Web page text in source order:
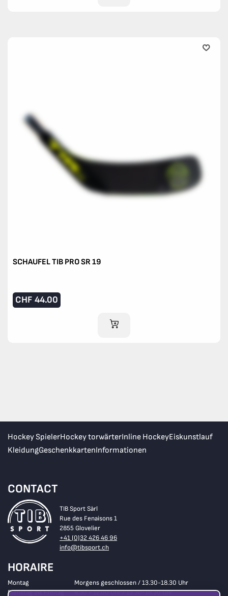
SCHAUFEL TIB PRO SR 19
CHF 44.00
IM WARENKORB
Hockey SpielerHockey torwärterInline HockeyEiskunstlauf
KleidungGeschenkkartenInformationen
CONTACT
TIB Sport Sàrl
Rue des Fenaisons 1
2855 Glovelier
+41 (0)32 426 46 96
info@tibsport.ch
HORAIRE
Montag
Morgens geschlossen / 13.30-18.30 Uhr
Dienstag bis Freitag
8.30 - 12.00 Uhr / 13.30-18.30 Uhr